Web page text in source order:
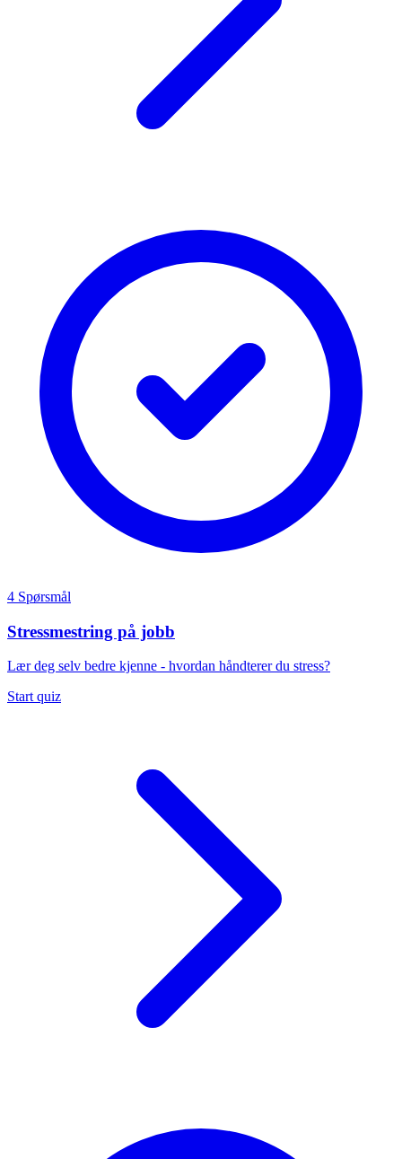
4 Spørsmål
Stressmestring på jobb
Lær deg selv bedre kjenne - hvordan håndterer du stress?
Start quiz